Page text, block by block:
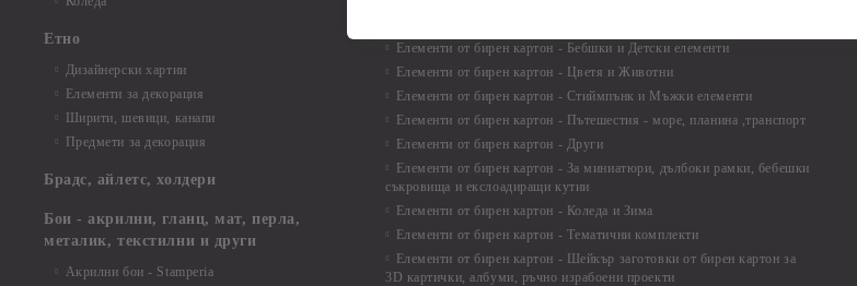
Етно
Дизайнерски хартии
Елементи за декорация
Ширити, шевици, канапи
Предмети за декорация
Брадс, айлетс, холдери
Бои - акрилни, гланц, мат, перла,
металик, текстилни и други
Акрилни бои - Stamperia
Елементи от бирен картон - Бебшки и Детски елементи
Елементи от бирен картон - Цветя и Животни
Елементи от бирен картон - Стиймпънк и Мъжки елементи
Елементи от бирен картон - Пътешестия - море, планина ,транспорт
Елементи от бирен картон - Други
Елементи от бирен картон - За миниатюри, дълбоки рамки, бебешки
съкровища и екслоадиращи кутии
Елементи от бирен картон - Коледа и Зима
Елементи от бирен картон - Тематични комплекти
Елементи от бирен картон - Шейкър заготовки от бирен картон за
3D картички, албуми, ръчно израбоени проекти